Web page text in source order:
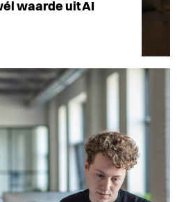
waarde uit AI